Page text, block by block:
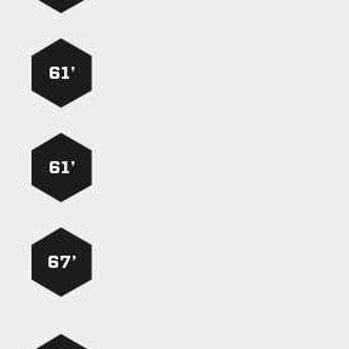
61’
61’
67’